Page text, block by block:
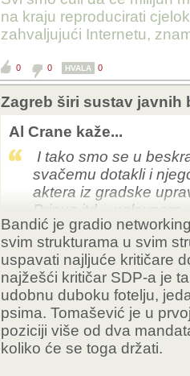
na kraju reproducirati
zahvaljujući Internetu,
0 0 HVALA 0
Zagreb širi sustav javnih
Al Crane kaže...
I tako smo se u
svačemu dotakli i
aktera iz gradske
Pripuz itd...
državom) je golem i
sve strane kruže
možeš uvijek biti
zubima, nego trebaš
dobro da preživiš, tj.
svrgnu, jer danas je
općenito... a
podosta dobrog i za
Bandić je gradio
svim strukturama u svim
uspavati najljuće kritičare
najžešći kritičar SDP-a je
udobnu duboku fotelju,
psima. Tomašević je u
poziciji više od dva
koliko će se toga držati.